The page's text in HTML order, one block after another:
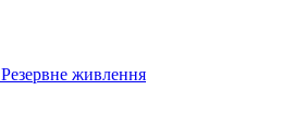
Резервне живлення